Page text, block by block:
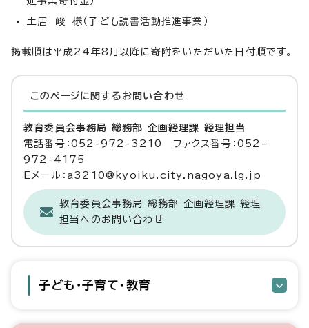
土居 峻 様（子ども読書活動推進事業）
掲載順は平成24年8月以降に寄附をいただいた日付順です。
このページに関する お問い合わせ
教育委員会事務局 総務部 企画経理課 経理担当
電話番号：052-972-3210 ファクス番号：052-
972-4175
Eメール：a3210@kyoiku.city.nagoya.lg.jp
教育委員会事務局 総務部 企画経理課 経理
担当へのお問い合わせ
子ども・子育て・教育